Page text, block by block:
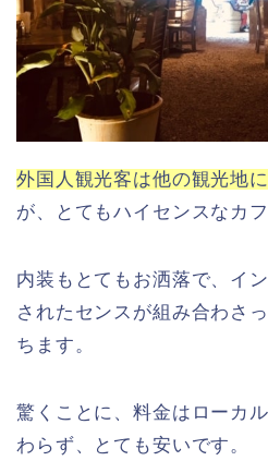
外国人観光客は他の観光地
が、とてもハイセンスなカ
内装もとてもお洒落で、イ
されたセンスが組み合わさ
ちます。
驚くことに、料金はローカ
わらず、とても安いです。